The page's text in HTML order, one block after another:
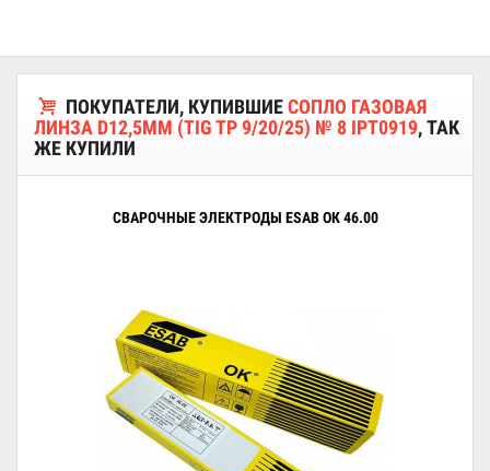
ПОКУПАТЕЛИ, КУПИВШИЕСОПЛО ГАЗОВАЯ
ЛИНЗА D12,5ММ (TIG TP 9/20/25) № 8 IPT0919, ТАК
ЖЕ КУПИЛИ
СВАРОЧНЫЕ ЭЛЕКТРОДЫ ESAB ОК 46.00